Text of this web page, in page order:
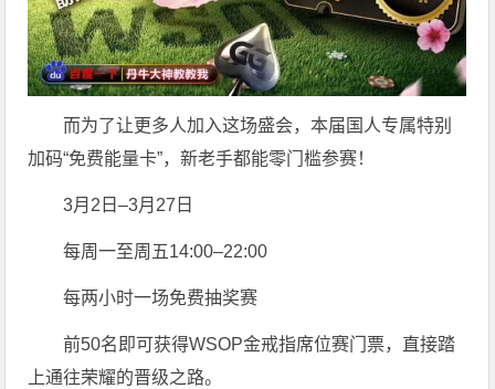
而为了让更多人加入这场盛会，本届国人专属特别
加码“免费能量卡”，新老手都能零门槛参赛！
3月2日–3月27日
每周一至周五14:00–22:00
每两小时一场免费抽奖赛
前50名即可获得WSOP金戒指席位赛门票，直接踏
上通往荣耀的晋级之路。